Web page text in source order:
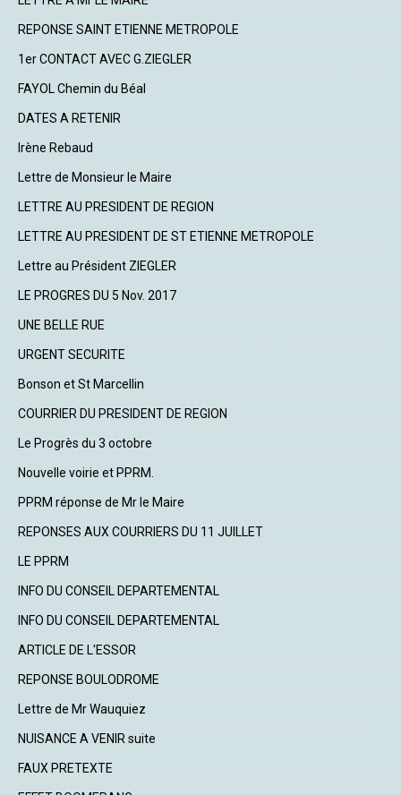
REPONSE SAINT ETIENNE METROPOLE
1er CONTACT AVEC G.ZIEGLER
FAYOL Chemin du Béal
DATES A RETENIR
Irène Rebaud
Lettre de Monsieur le Maire
LETTRE AU PRESIDENT DE REGION
LETTRE AU PRESIDENT DE ST ETIENNE METROPOLE
Lettre au Président ZIEGLER
LE PROGRES DU 5 Nov. 2017
UNE BELLE RUE
URGENT SECURITE
Bonson et St Marcellin
COURRIER DU PRESIDENT DE REGION
Le Progrès du 3 octobre
Nouvelle voirie et PPRM.
PPRM réponse de Mr le Maire
REPONSES AUX COURRIERS DU 11 JUILLET
LE PPRM
INFO DU CONSEIL DEPARTEMENTAL
INFO DU CONSEIL DEPARTEMENTAL
ARTICLE DE L'ESSOR
REPONSE BOULODROME
Lettre de Mr Wauquiez
NUISANCE A VENIR suite
FAUX PRETEXTE